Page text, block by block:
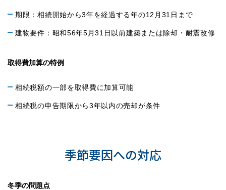
期限：相続開始から3年を経過する年の12月31日まで
建物要件：昭和56年5月31日以前建築または除却・耐震改修
取得費加算の特例
相続税額の一部を取得費に加算可能
相続税の申告期限から3年以内の売却が条件
季節要因への対応
冬季の問題点